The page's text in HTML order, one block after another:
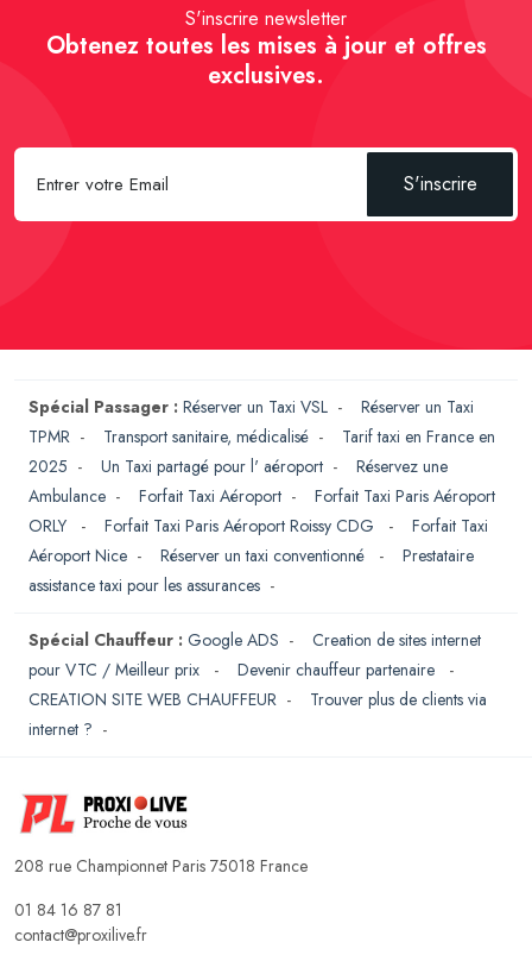
S'inscrire newsletter
Obtenez toutes les mises à jour et offres
exclusives.
S'inscrire
Spécial Passager : Réserver un Taxi VSL - Réserver un Taxi
TPMR - Transport sanitaire, médicalisé - Tarif taxi en France en
2025 - Un Taxi partagé pour l' aéroport - Réservez une
Ambulance - Forfait Taxi Aéroport - Forfait Taxi Paris Aéroport
ORLY
- Forfait Taxi Paris Aéroport Roissy CDG - Forfait Taxi
Aéroport Nice - Réserver un taxi conventionné - Prestataire
assistance taxi pour les assurances -
Spécial Chauffeur : Google ADS - Creation de sites internet
pour VTC / Meilleur prix
- Devenir chauffeur partenaire
-
CREATION SITE WEB CHAUFFEUR - Trouver plus de clients via
internet ? -
208 rue Championnet Paris 75018 France
01 84 16 87 81
contact@proxilive.fr